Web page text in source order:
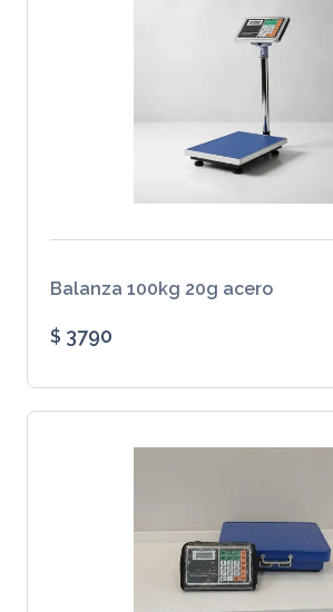
Balanza 100kg 20g acero
$ 3790